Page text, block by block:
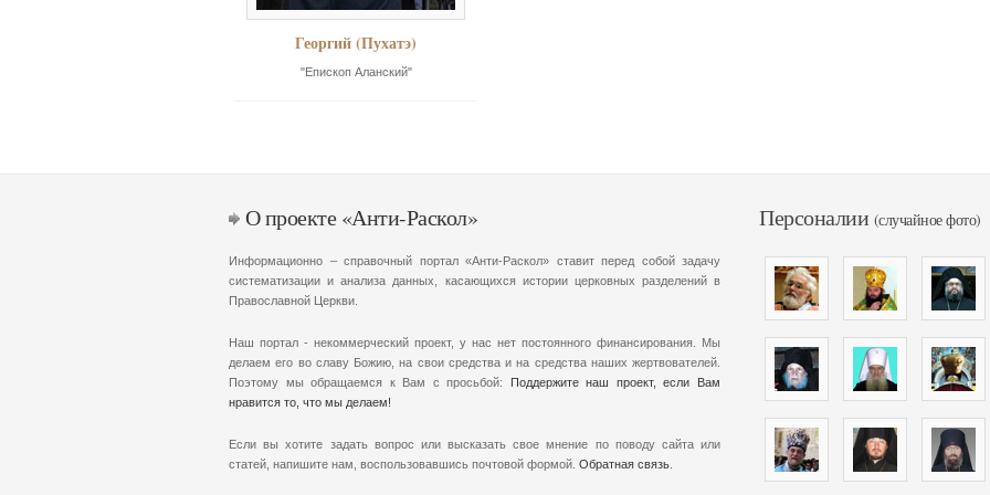
Георгий (Пухатэ)
"Епископ Аланский"
О проекте «Анти-Раскол»
Информационно – справочный портал «Анти-Раскол» ставит перед собой задачу
систематизации и анализа данных, касающихся истории церковных разделений в
Православной Церкви.
Наш портал - некоммерческий проект, у нас нет постоянного финансирования. Мы
делаем его во славу Божию, на свои средства и на средства наших жертвователей.
Поэтому мы обращаемся к Вам с просьбой: Поддержите наш проект, если Вам
нравится то, что мы делаем!
Если вы хотите задать вопрос или высказать свое мнение по поводу сайта или
статей, напишите нам, воспользовавшись почтовой формой. Обратная связь
Персоналии (случайное фото)